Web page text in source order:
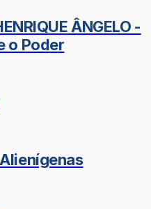
ÂNGELO -
o Poder